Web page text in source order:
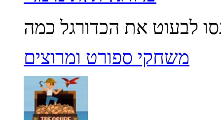
משחקי ספורט ומרוצים